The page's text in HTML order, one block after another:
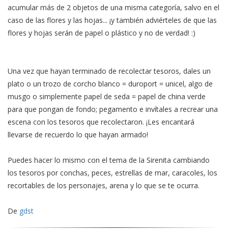
acumular más de 2 objetos de una misma categoría, salvo en el
caso de las flores y las hojas... ¡y también adviérteles de que las
flores y hojas serán de papel o plástico y no de verdad! :)
Una vez que hayan terminado de recolectar tesoros, dales un
plato o un trozo de corcho blanco = duroport = unicel, algo de
musgo o simplemente papel de seda = papel de china verde
para que pongan de fondo; pegamento e invítales a recrear una
escena con los tesoros que recolectaron. ¡Les encantará
llevarse de recuerdo lo que hayan armado!
Puedes hacer lo mismo con el tema de la Sirenita cambiando
los tesoros por conchas, peces, estrellas de mar, caracoles, los
recortables de los personajes, arena y lo que se te ocurra.
De gdst